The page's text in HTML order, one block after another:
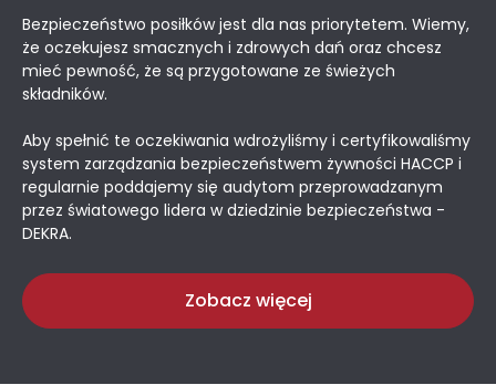
Bezpieczeństwo posiłków jest dla nas priorytetem. Wiemy,
że oczekujesz smacznych i zdrowych dań oraz chcesz
mieć pewność, że są przygotowane ze świeżych
składników.
Aby spełnić te oczekiwania wdrożyliśmy i certyfikowaliśmy
system zarządzania bezpieczeństwem żywności HACCP i
regularnie poddajemy się audytom przeprowadzanym
przez światowego lidera w dziedzinie bezpieczeństwa -
DEKRA.
Zobacz więcej